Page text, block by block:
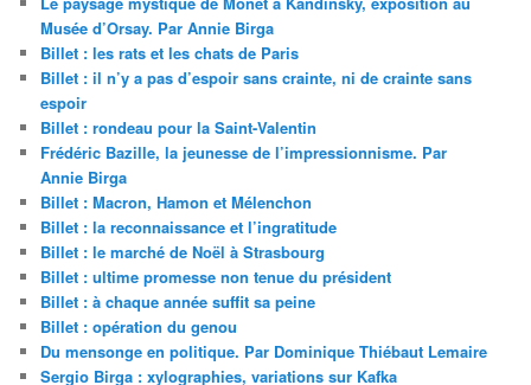
Musée d’Orsay. Par Annie Birga
Billet : les rats et les chats de Paris
Billet : il n’y a pas d’espoir sans crainte, ni de crainte sans
espoir
Billet : rondeau pour la Saint-Valentin
Frédéric Bazille, la jeunesse de l’impressionnisme. Par
Annie Birga
Billet : Macron, Hamon et Mélenchon
Billet : la reconnaissance et l’ingratitude
Billet : le marché de Noël à Strasbourg
Billet : ultime promesse non tenue du président
Billet : à chaque année suffit sa peine
Billet : opération du genou
Du mensonge en politique. Par Dominique Thiébaut Lemaire
Sergio Birga : xylographies, variations sur Kafka